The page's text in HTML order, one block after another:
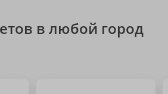
в любой город